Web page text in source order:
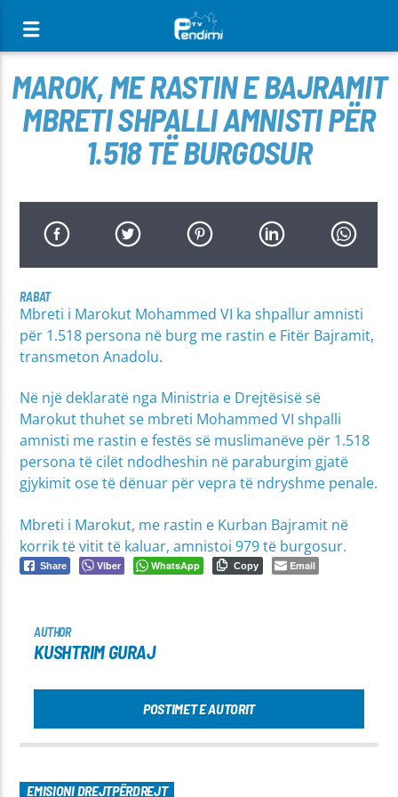
MAROK, ME RASTIN E BAJRAMIT
MBRETI SHPALLI AMNISTI PËR
1.518 TË BURGOSUR
RABAT
Mbreti i Marokut Mohammed VI ka shpallur amnisti
për 1.518 persona në burg me rastin e Fitër Bajramit,
transmeton Anadolu.
Në një deklaratë nga Ministria e Drejtësisë së
Marokut thuhet se mbreti Mohammed VI shpalli
amnisti me rastin e festës së muslimanëve për 1.518
persona të cilët ndodheshin në paraburgim gjatë
gjykimit ose të dënuar për vepra të ndryshme penale.
Mbreti i Marokut, me rastin e Kurban Bajramit në
korrik të vitit të kaluar, amnistoi 979 të burgosur.
Share Viber WhatsApp Copy Email
AUTHOR
KUSHTRIM GURAJ
POSTIMET E AUTORIT
EMISIONI DREJTPËRDREJT